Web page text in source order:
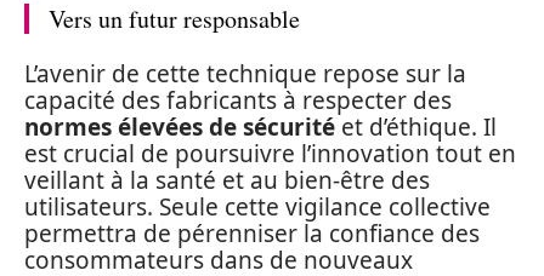
Vers un futur responsable
L’avenir de cette technique repose sur la
capacité des fabricants à respecter des
normes élevées de sécurité et d’éthique. Il
est crucial de poursuivre l’innovation tout en
veillant à la santé et au bien-être des
utilisateurs. Seule cette vigilance collective
permettra de pérenniser la confiance des
consommateurs dans de nouveaux